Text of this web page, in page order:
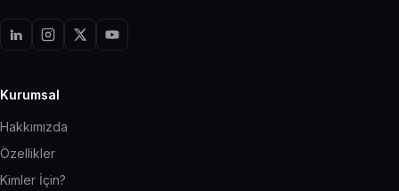
Kurumsal
Hakkımızda
Özellikler
Kimler İçin?